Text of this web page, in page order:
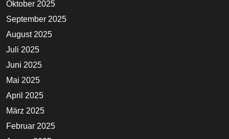
Oktober 2025
September 2025
August 2025
Juli 2025
Juni 2025
Mai 2025
April 2025
März 2025
Februar 2025